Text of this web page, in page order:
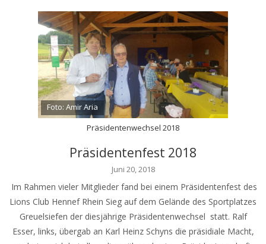
Foto: Amir Aria
Präsidentenwechsel 2018
Präsidentenfest 2018
Juni 20, 2018
Im Rahmen vieler Mitglieder fand bei einem Präsidentenfest des
Lions Club Hennef Rhein Sieg auf dem Gelände des Sportplatzes
Greuelsiefen der diesjährige Präsidentenwechsel statt. Ralf
Esser, links, übergab an Karl Heinz Schyns die präsidiale Macht,